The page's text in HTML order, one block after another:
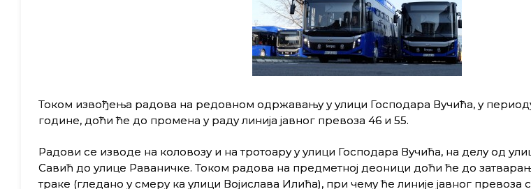
Током извођења радова на редовном одржавању у улици Господара Вучића, у периоду
године, доћи ће до промена у раду линија јавног превоза 46 и 55.
Радови се изводе на коловозу и на тротоару у улици Господара Вучића, на делу од
Савић до улице Раваничке. Током радова на предметној деоници доћи ће до
траке (гледано у смеру ка улици Војислава Илића), при чему ће линије јавног превоза